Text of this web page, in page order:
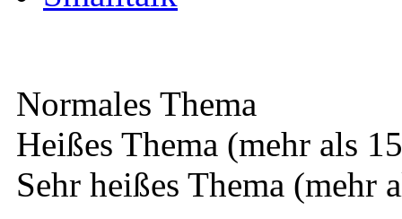
Normales Thema
Heißes Thema (mehr als
Sehr heißes Thema (mehr